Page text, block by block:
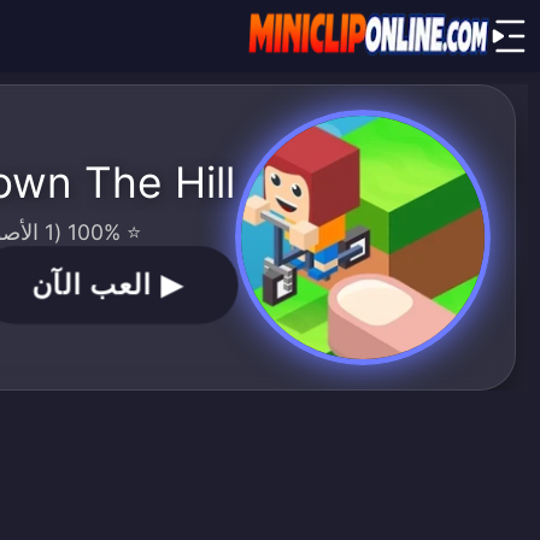
The Hill
⭐ 100% (1 الأصوات)
▶العب الآن